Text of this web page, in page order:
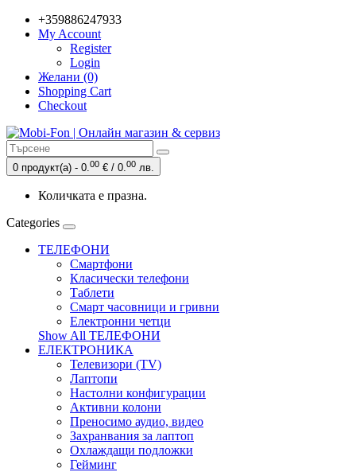
+359886247933
My Account
Register
Login
Желани (0)
Shopping Cart
Checkout
0 продукт(а) - 0.00 € / 0.00 лв.
Количката е празна.
Categories
ТЕЛЕФОНИ
Смартфони
Класически телефони
Таблети
Смарт часовници и гривни
Електронни четци
Show All ТЕЛЕФОНИ
ЕЛЕКТРОНИКА
Телевизори (TV)
Лаптопи
Настолни конфигурации
Активни колони
Преносимо аудио, видео
Захранвания за лаптоп
Охлаждащи подложки
Гейминг